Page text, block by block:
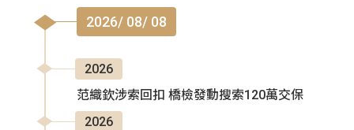
2026/ 08/ 08
2026
范織欽涉索回扣 橋檢發動搜索120萬交保
2026